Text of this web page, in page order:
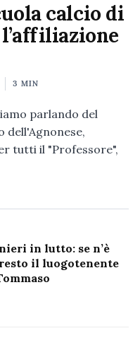
calcio di
3 MIN
parlando del
dell'Agnonese,
tutti il "Professore",
in lutto: se n’è
il luogotenente